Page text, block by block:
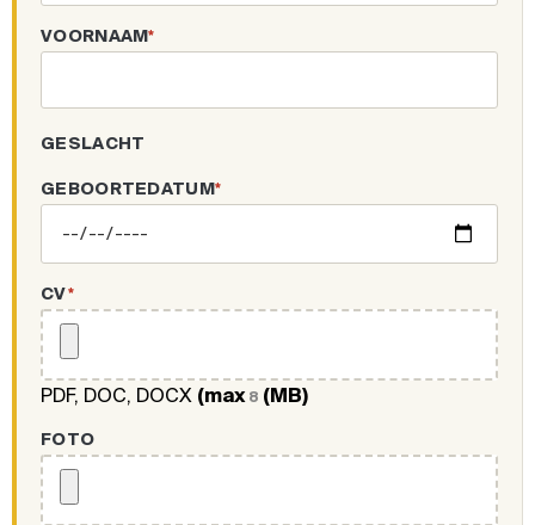
VOORNAAM*
GESLACHT
GEBOORTEDATUM*
CV*
PDF, DOC, DOCX (max 8 (MB)
FOTO